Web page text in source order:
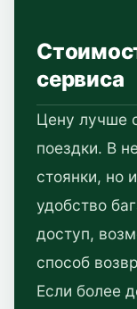
сервиса
Цену лучше
поездки. В
стоянки, но
удобство
доступ,
способ
Если более